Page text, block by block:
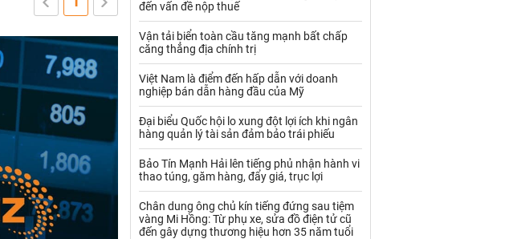
Sữa
Than Thức ăn chăn nuôi
Thủy hải sản khác Tôm
Vàng
VLXD khác Xăng dầu
Xi măng - Clynker
đến vấn đề nộp thuế
Vận tải biển toàn cầu tăng mạnh bất chấp
căng thẳng địa chính trị
Việt Nam là điểm đến hấp dẫn với doanh
nghiệp bán dẫn hàng đầu của Mỹ
Đại biểu Quốc hội lo xung đột lợi ích khi ngân
hàng quản lý tài sản đảm bảo trái phiếu
Bảo Tín Mạnh Hải lên tiếng phủ nhận hành vi
thao túng, găm hàng, đẩy giá, trục lợi
Chân dung ông chủ kín tiếng đứng sau tiệm
vàng Mi Hồng: Từ phụ xe, sửa đồ điện tử cũ
đến gây dựng thương hiệu hơn 35 năm tuổi